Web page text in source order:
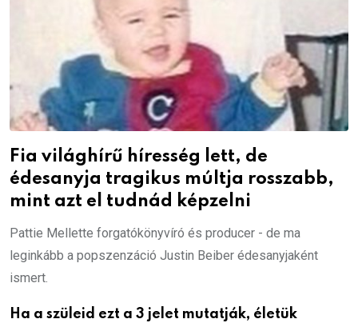
Fia világhírű híresség lett, de
édesanyja tragikus múltja rosszabb,
mint azt el tudnád képzelni
Pattie Mellette forgatókönyvíró és producer - de ma
leginkább a popszenzáció Justin Beiber édesanyjaként
ismert.
Ha a szüleid ezt a 3 jelet mutatják, életük